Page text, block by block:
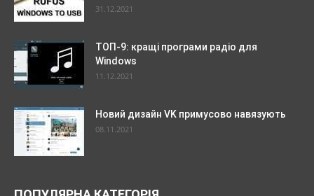
31.12.2021
ТОП-9: кращі програми радіо для
Windows
11.12.2021
Новий дизайн VK примусово навязують
08.11.2021